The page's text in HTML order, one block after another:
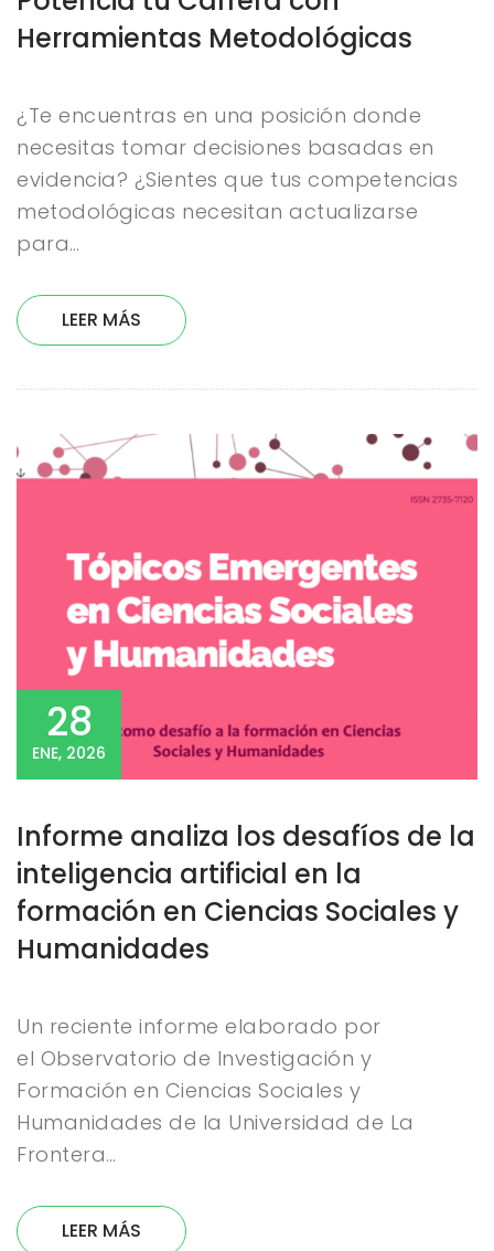
Herramientas Metodológicas
¿Te encuentras en una posición donde
necesitas tomar decisiones basadas en
evidencia? ¿Sientes que tus competencias
metodológicas necesitan actualizarse
para…
LEER MÁS
28
ENE, 2026
Informe analiza los desafíos de la
inteligencia artificial en la
formación en Ciencias Sociales y
Humanidades
Un reciente informe elaborado por
el Observatorio de Investigación y
Formación en Ciencias Sociales y
Humanidades de la Universidad de La
Frontera…
LEER MÁS